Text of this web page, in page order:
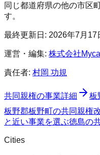
同じ都道府県の他の市区
す。
最終更新日: 2026年7月17
運営・編集: 株式会社
責任者: 村岡 功規
共同親権の事業詳細 板
板野郡板野町の共同親権
と近い事業を選ぶ徳島の
Cities